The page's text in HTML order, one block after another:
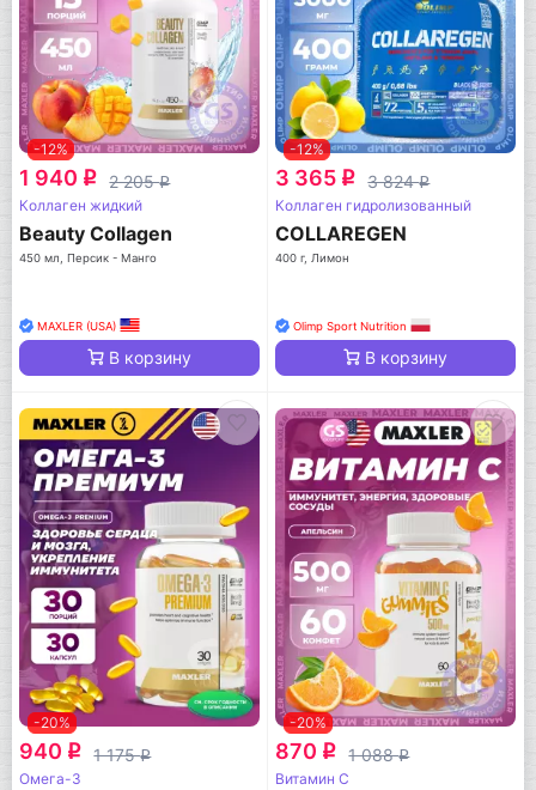
-12%
1 940 q 2 205q
Коллаген жидкий
Beauty Collagen
450 мл, Персик - Манго
MAXLER (USA)
В корзину
-12%
3 365 q 3 824q
Коллаген гидролизованный
COLLAREGEN
400 г, Лимон
Olimp Sport Nutrition
В корзину
-20%
940 q 1 175q
Омега-3
-20%
870 q 1 088q
Витамин C